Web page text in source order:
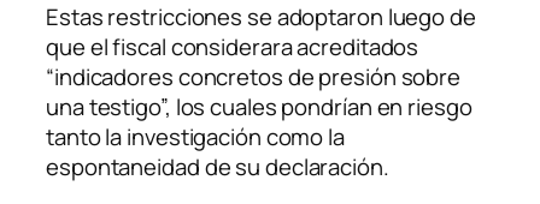
Estas restricciones se adoptaron luego de
que el fiscal considerara acreditados
“indicadores concretos de presión sobre
una testigo”, los cuales pondrían en riesgo
tanto la investigación como la
espontaneidad de su declaración.